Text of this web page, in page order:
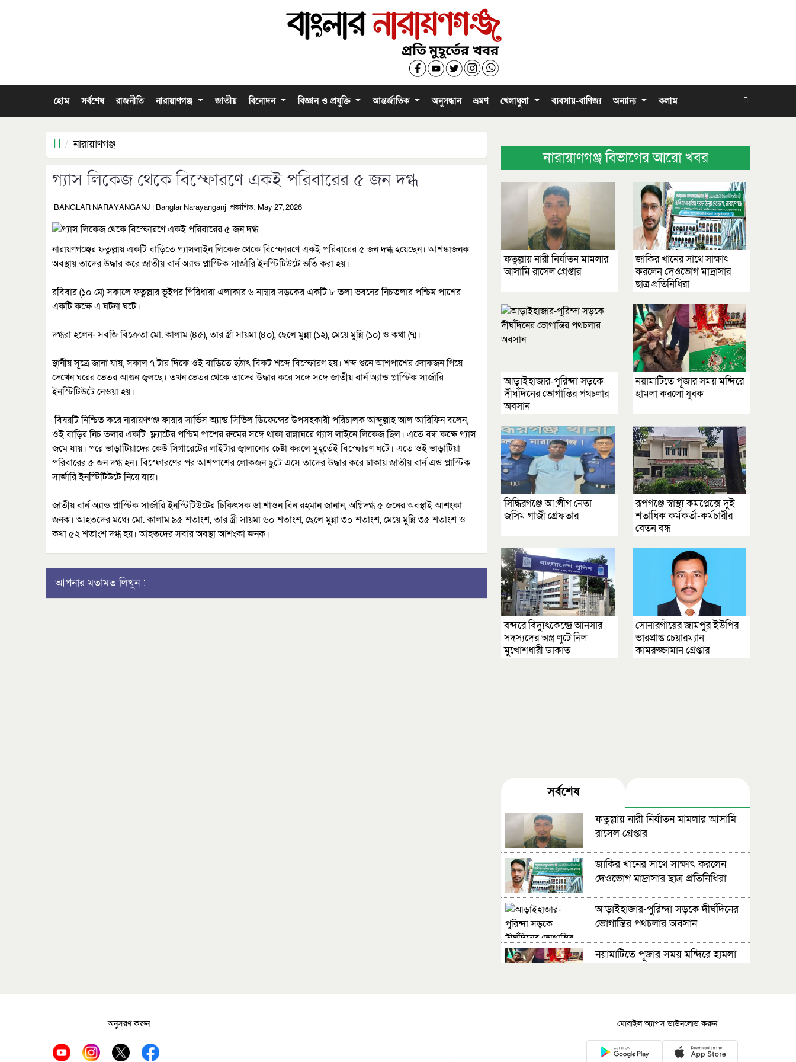
হোম সর্বশেষ রাজনীতি নারায়াণগঞ্জ জাতীয় বিনোদন বিজ্ঞান ও প্রযুক্তি আন্তর্জাতিক অনুসন্ধান ভ্রমণ খেলাধুলা ব্যবসায়-বাণিজ্য অন্যান্য কলাম
নারায়াণগঞ্জ
গ্যাস লিকেজ থেকে বিস্ফোরণে একই পরিবারের ৫ জন দগ্ধ
BANGLAR NARAYANGANJ | Banglar Narayanganj প্রকাশিত: May 27, 2026
নারায়ণগঞ্জের ফতুল্লায় একটি বাড়িতে গ্যাসলাইন লিকেজ থেকে বিস্ফোরণে একই পরিবারের ৫ জন দগ্ধ হয়েছেন। আশঙ্কাজনক
অবস্থায় তাদের উদ্ধার করে জাতীয় বার্ন অ্যান্ড প্লাস্টিক সার্জারি ইনস্টিটিউটে ভর্তি করা হয়।
রবিবার (১০ মে) সকালে ফতুল্লার ভূইগর গিরিধারা এলাকার ৬ নাম্বার সড়কের একটি ৮ তলা ভবনের নিচতলার পশ্চিম পাশের
একটি কক্ষে এ ঘটনা ঘটে।
দগ্ধরা হলেন- সবজি বিক্রেতা মো. কালাম (৪৫), তার স্ত্রী সায়মা (৪০), ছেলে মুন্না (১২), মেয়ে মুন্নি (১০) ও কথা (৭)।
স্থানীয় সূত্রে জানা যায়, সকাল ৭ টার দিকে ওই বাড়িতে হঠাৎ বিকট শব্দে বিস্ফোরণ হয়। শব্দ শুনে আশপাশের লোকজন গিয়ে
দেখেন ঘরের ভেতর আগুন জ্বলছে। তখন ভেতর থেকে তাদের উদ্ধার করে সঙ্গে সঙ্গে জাতীয় বার্ন অ্যান্ড প্লাস্টিক সার্জারি
ইনস্টিটিউটে নেওয়া হয়।
বিষয়টি নিশ্চিত করে নারায়ণগঞ্জ ফায়ার সার্ভিস অ্যান্ড সিভিল ডিফেন্সের উপসহকারী পরিচালক আব্দুল্লাহ আল আরিফিন বলেন,
ওই বাড়ির নিচ তলার একটি ফ্ল্যাটের পশ্চিম পাশের রুমের সঙ্গে থাকা রান্নাঘরে গ্যাস লাইনে লিকেজ ছিল। এতে বন্ধ কক্ষে গ্যাস
জমে যায়। পরে ভাড়াটিয়াদের কেউ সিগারেটের লাইটার জ্বালানোর চেষ্টা করলে মুহূর্তেই বিস্ফোরণ ঘটে। এতে ওই ভাড়াটিয়া
পরিবারের ৫ জন দগ্ধ হন। বিস্ফোরণের পর আশপাশের লোকজন ছুটে এসে তাদের উদ্ধার করে ঢাকায় জাতীয় বার্ন এন্ড প্লাস্টিক
সার্জারি ইনস্টিটিউটে নিয়ে যায়।
জাতীয় বার্ন অ্যান্ড প্লাস্টিক সার্জারি ইনস্টিটিউটের চিকিৎসক ডা.শাওন বিন রহমান জানান, অগ্নিদগ্ধ ৫ জনের অবস্থাই আশংকা
জনক। আহতদের মধ্যে মো. কালাম ৯৫ শতাংশ, তার স্ত্রী সায়মা ৬০ শতাংশ, ছেলে মুন্না ৩০ শতাংশ, মেয়ে মুন্নি ৩৫ শতাংশ ও
কথা ৫২ শতাংশ দগ্ধ হয়। আহতদের সবার অবস্থা আশংকা জনক।
আপনার মতামত লিখুন :
নারায়াণগঞ্জ বিভাগের আরো খবর
ফতুল্লায় নারী নির্যাতন মামলার
আসামি রাসেল গ্রেপ্তার
জাকির খানের সাথে সাক্ষাৎ
করলেন দেওভোগ মাদ্রাসার
ছাত্র প্রতিনিধিরা
আড়াইহাজার-পুরিন্দা সড়কে
দীর্ঘদিনের ভোগান্তির পথচলার
অবসান
নয়ামাটিতে পূজার সময় মন্দিরে
হামলা করলো যুবক
সিদ্ধিরগঞ্জে আ:লীগ নেতা
জসিম গাজী গ্রেফতার
রূপগঞ্জে স্বাস্থ্য কমপ্লেক্সে দুই
শতাধিক কর্মকর্তা-কর্মচারীর
বেতন বন্ধ
বন্দরে বিদ্যুৎকেন্দ্রে আনসার
সদস্যদের অস্ত্র লুটে নিল
মুখোশধারী ডাকাত
সোনারগাঁয়ের জামপুর ইউপির
ভারপ্রাপ্ত চেয়ারম্যান
কামরুজ্জামান গ্রেপ্তার
সর্বশেষ
ফতুল্লায় নারী নির্যাতন মামলার আসামি
রাসেল গ্রেপ্তার
জাকির খানের সাথে সাক্ষাৎ করলেন
দেওভোগ মাদ্রাসার ছাত্র প্রতিনিধিরা
আড়াইহাজার-পুরিন্দা সড়কে দীর্ঘদিনের
ভোগান্তির পথচলার অবসান
নয়ামাটিতে পূজার সময় মন্দিরে হামলা
রূপগঞ্জে স্বাস্থ্য কমপ্লেক্সে দুই শতাধিক
কর্মকর্তা-কর্মচারীর বেতন বন্ধ
অনুসরণ করুন মোবাইল অ্যাপস ডাউনলোড করুন